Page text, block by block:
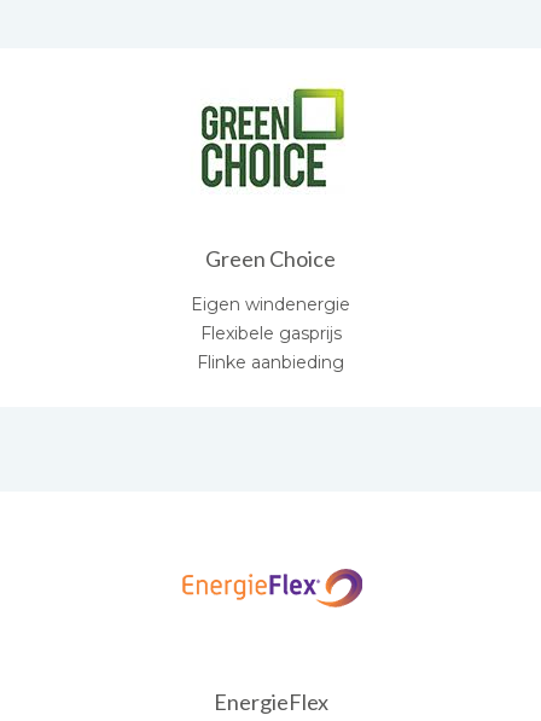
Green Choice
Eigen windenergie
Flexibele gasprijs
Flinke aanbieding
EnergieFlex